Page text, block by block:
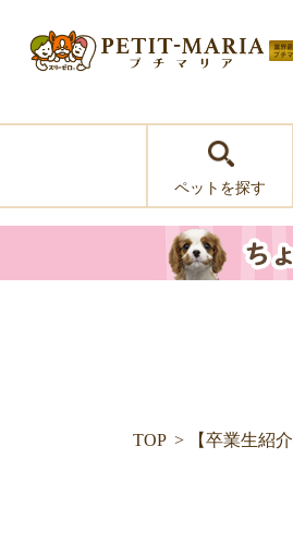
ペットを探す
TOP 【卒業生紹介